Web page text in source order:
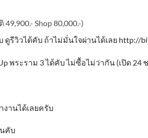
49,900.- Shop 80,000.-)
ดูรีวิวได้คับ ถ้าไม่มั่นใจผ่านได้เลย http://
พระราม 3ได้คับ ไม่ซื้อไม่ว่ากัน(เปิด24
งานได้เลยครับ
คับ